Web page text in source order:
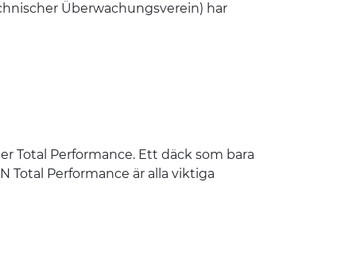
Überwachungsverein) har
Total Performance. Ett däck som bara
Total Performance är alla viktiga